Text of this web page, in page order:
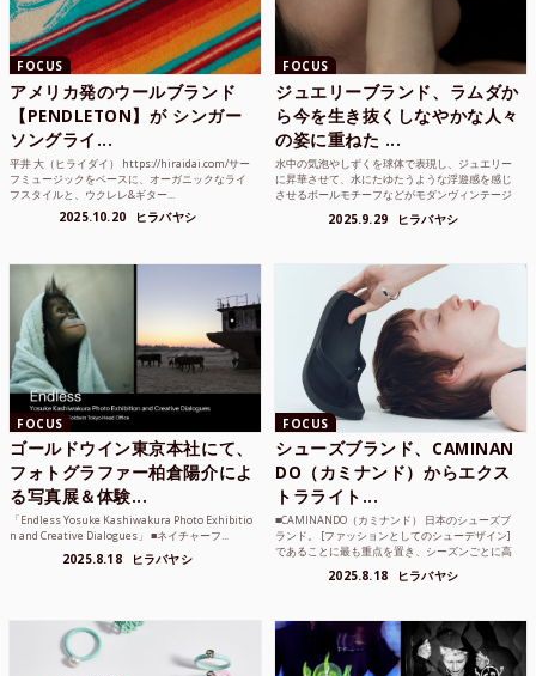
FOCUS
アメリカ発のウールブランド
【PENDLETON】が シンガー
ソングライ...
平井 大（ヒライダイ） https://hiraidai.com/サー
フミュージックをベースに、オーガニックなライ
フスタイルと、ウクレレ&ギター...
2025.10.20 ヒラバヤシ
FOCUS
ジュエリーブランド、ラムダか
ら今を生き抜くしなやかな人々
の姿に重ねた ...
水中の気泡やしずくを球体で表現し、ジュエリー
に昇華させて、水にたゆたうような浮遊感を感じ
させるボールモチーフなどがモダンヴィンテージ
2025.9.29 ヒラバヤシ
FOCUS
ゴールドウイン東京本社にて、
フォトグラファー柏倉陽介によ
る写真展＆体験...
「Endless Yosuke Kashiwakura Photo Exhibitio
n and Creative Dialogues」 ■ネイチャーフ...
2025.8.18 ヒラバヤシ
FOCUS
シューズブランド、CAMINAN
DO（カミナンド）からエクス
トラライト...
■CAMINANDO（カミナンド） 日本のシューズブ
ランド。 [ファッションとしてのシューデザイン]
であることに最も重点を置き、シーズンごとに高
2025.8.18 ヒラバヤシ